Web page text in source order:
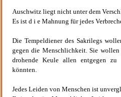
Auschwitz liegt nicht unter dem
Es ist d i e Mahnung für jedes
Die Tempeldiener des Sakrilegs
gegen die Menschlichkeit. Sie
drohende Keule allen entgegen zu
könnten.
Jedes Leiden von Menschen ist